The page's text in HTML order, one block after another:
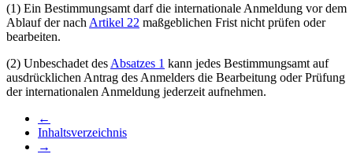
(1) Ein Bestimmungsamt darf die internationale Anmeldung vor dem
Ablauf der nach Artikel 22 maßgeblichen Frist nicht prüfen oder
bearbeiten.
(2) Unbeschadet des Absatzes 1 kann jedes Bestimmungsamt auf
ausdrücklichen Antrag des Anmelders die Bearbeitung oder Prüfung
der internationalen Anmeldung jederzeit aufnehmen.
←
Inhaltsverzeichnis
→